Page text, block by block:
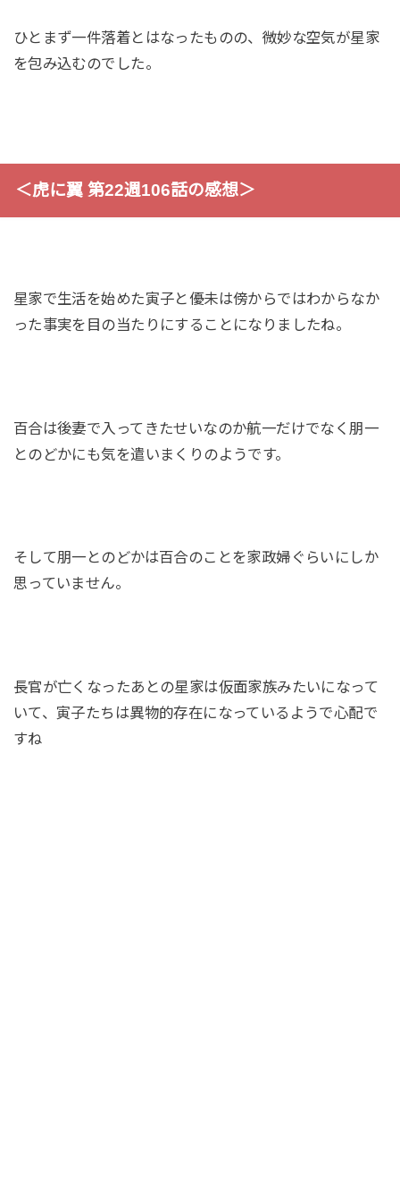
ひとまず一件落着とはなったものの、微妙な空気が星家
を包み込むのでした。
＜虎に翼 第22週106話の感想＞
星家で生活を始めた寅子と優未は傍からではわからなか
った事実を目の当たりにすることになりましたね。
百合は後妻で入ってきたせいなのか航一だけでなく朋一
とのどかにも気を遣いまくりのようです。
そして朋一とのどかは百合のことを家政婦ぐらいにしか
思っていません。
長官が亡くなったあとの星家は仮面家族みたいになって
いて、寅子たちは異物的存在になっているようで心配で
すね